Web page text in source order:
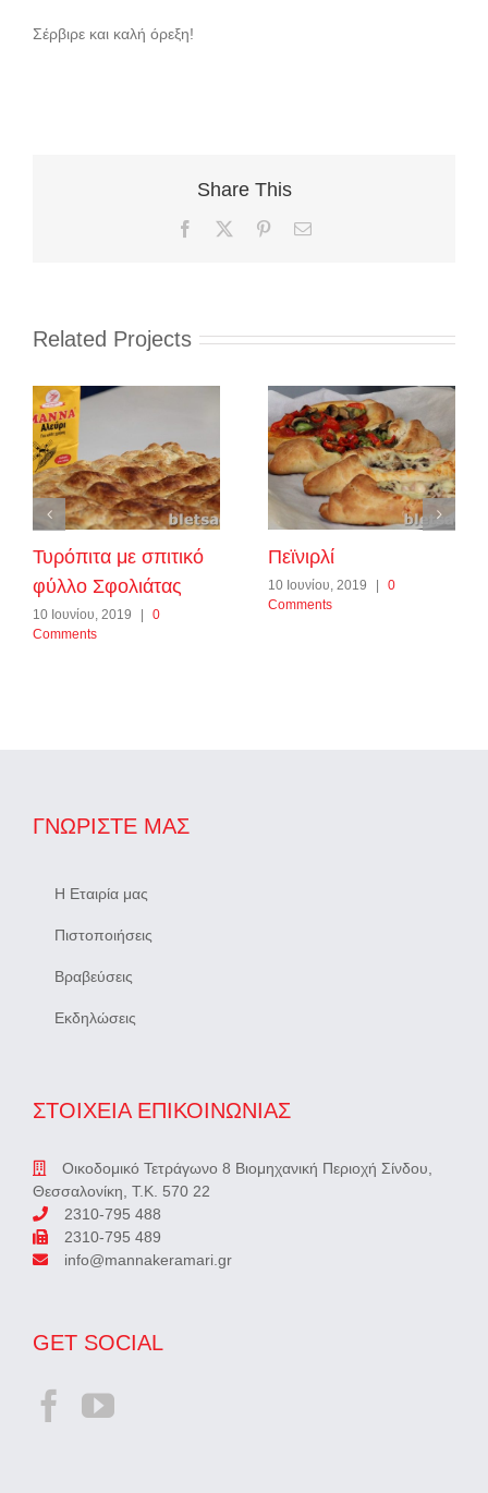
Σέρβιρε και καλή όρεξη!
Share This
Facebook PinterestEmail
Related Projects
Τυρόπιτα με σπιτικό
φύλλο Σφολιάτας
10 Ιουνίου, 2019 |
0
Comments
Πεϊνιρλί
10 Ιουνίου, 2019 |
0
Comments
ΓΝΩΡΊΣΤΕ ΜΑΣ
Η Εταιρία μας
Πιστοποιήσεις
Βραβεύσεις
Εκδηλώσεις
ΣΤΟΙΧΕΙΑ ΕΠΙΚΟΙΝΩΝΙΑΣ
Οικοδομικό Τετράγωνο 8 Βιομηχανική Περιοχή Σίνδου,
Θεσσαλονίκη, Τ.Κ. 570 22
2310-795 488
2310-795 489
info@mannakeramari.gr
GET SOCIAL